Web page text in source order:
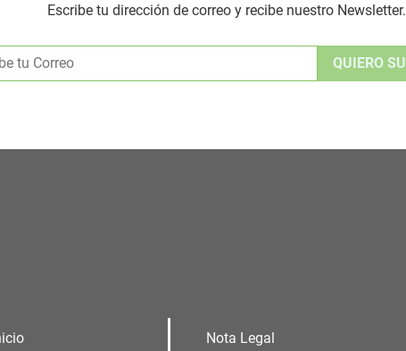
Escribe tu dirección de correo y recibe nuestro Newsletter.
Alternative:
Nota Legal